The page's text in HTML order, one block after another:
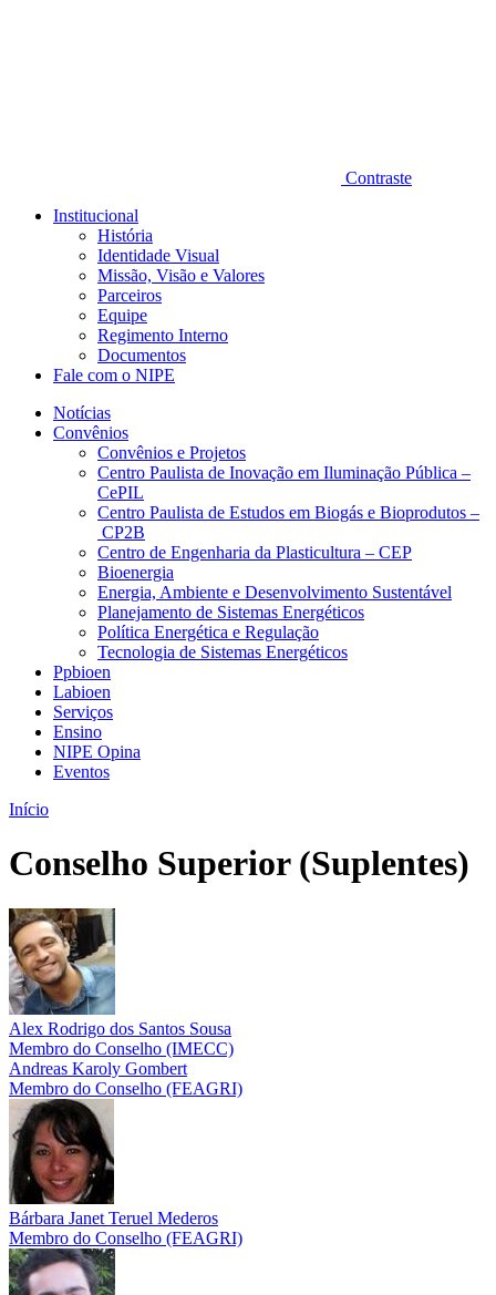
Contraste
Institucional
História
Identidade Visual
Missão, Visão e Valores
Parceiros
Equipe
Regimento Interno
Documentos
Fale com o NIPE
Notícias
Convênios
Convênios e Projetos
Centro Paulista de Inovação em Iluminação Pública –
CePIL
Centro Paulista de Estudos em Biogás e Bioprodutos –
CP2B
Centro de Engenharia da Plasticultura – CEP
Bioenergia
Energia, Ambiente e Desenvolvimento Sustentável
Planejamento de Sistemas Energéticos
Política Energética e Regulação
Tecnologia de Sistemas Energéticos
Ppbioen
Labioen
Serviços
Ensino
NIPE Opina
Eventos
Início
Conselho Superior (Suplentes)
Alex Rodrigo dos Santos Sousa
Membro do Conselho (IMECC)
Andreas Karoly Gombert
Membro do Conselho (FEAGRI)
Bárbara Janet Teruel Mederos
Membro do Conselho (FEAGRI)